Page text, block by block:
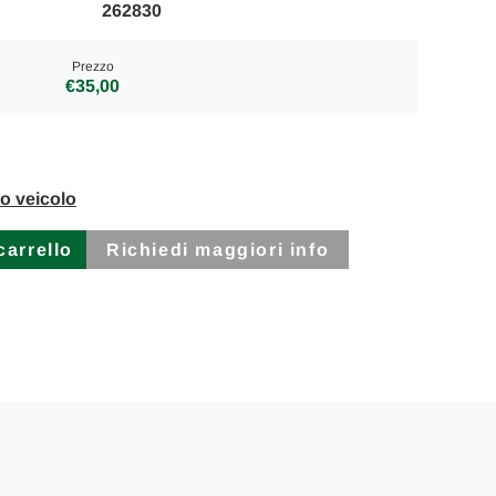
262830
Prezzo
€35,00
veicolo
Richiedi maggiori info